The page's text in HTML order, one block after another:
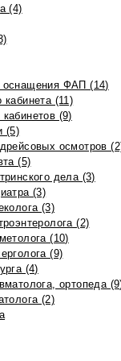
(4)
оснащения ФАП (14)
кабинета (11)
(9)
(5)
осмотров
(5)
дела (3)
(3)
(3)
(2)
(10)
(9)
(4)
ортопеда
(2)